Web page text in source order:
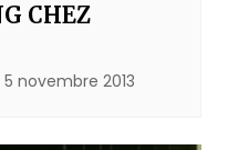
CHEZ
5 novembre 2013